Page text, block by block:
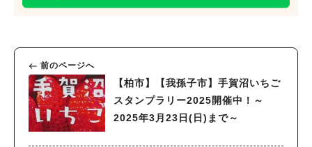
前のページへ
【柏市】【我孫子市】手賀沼いちご
スタンプラリー2025開催中！～
2025年3月23日(日)まで～